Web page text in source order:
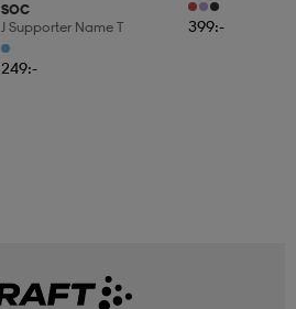
SOC
J Supporter Name T
249:-
399:-